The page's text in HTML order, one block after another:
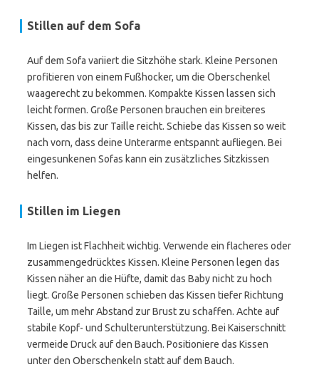
Stillen auf dem Sofa
Auf dem Sofa variiert die Sitzhöhe stark. Kleine Personen
profitieren von einem Fußhocker, um die Oberschenkel
waagerecht zu bekommen. Kompakte Kissen lassen sich
leicht formen. Große Personen brauchen ein breiteres
Kissen, das bis zur Taille reicht. Schiebe das Kissen so weit
nach vorn, dass deine Unterarme entspannt aufliegen. Bei
eingesunkenen Sofas kann ein zusätzliches Sitzkissen
helfen.
Stillen im Liegen
Im Liegen ist Flachheit wichtig. Verwende ein flacheres oder
zusammengedrücktes Kissen. Kleine Personen legen das
Kissen näher an die Hüfte, damit das Baby nicht zu hoch
liegt. Große Personen schieben das Kissen tiefer Richtung
Taille, um mehr Abstand zur Brust zu schaffen. Achte auf
stabile Kopf- und Schulterunterstützung. Bei Kaiserschnitt
vermeide Druck auf den Bauch. Positioniere das Kissen
unter den Oberschenkeln statt auf dem Bauch.